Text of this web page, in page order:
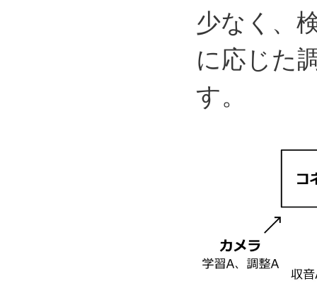
少なく、
に応じた
す。